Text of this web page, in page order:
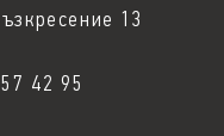
13
42 95